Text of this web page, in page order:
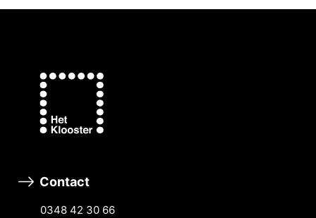
Contact
0348 42 30 66